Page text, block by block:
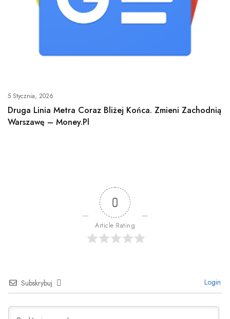
5 Stycznia, 2026
Druga Linia Metra Coraz Bliżej Końca. Zmieni Zachodnią
Warszawę – Money.pl
0
Article Rating
Subskrybuj Login